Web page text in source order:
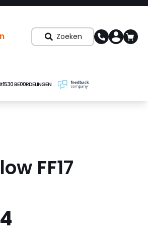
Zoeken
1530 BE00RDELINGEN
FF17